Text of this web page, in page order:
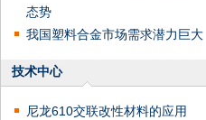
态势
我国塑料合金市场需求潜力巨大
技术中心
尼龙610交联改性材料的应用